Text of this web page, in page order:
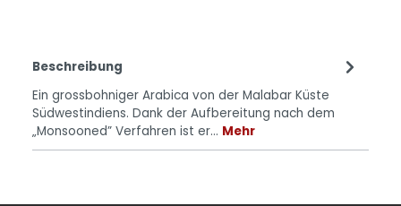
Beschreibung
Ein grossbohniger Arabica von der Malabar Küste
Südwestindiens. Dank der Aufbereitung nach dem
„Monsooned” Verfahren ist er… Mehr